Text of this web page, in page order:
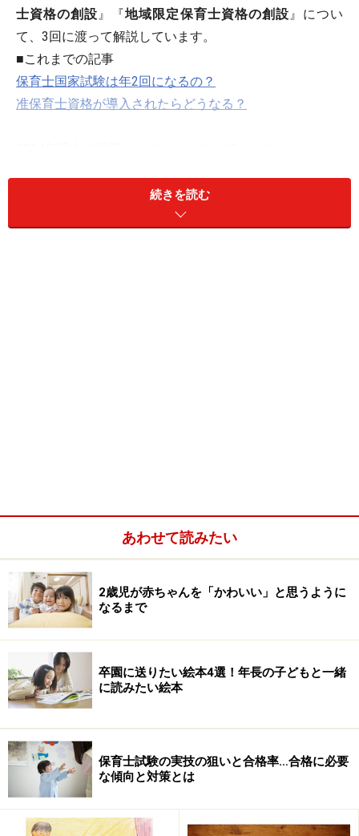
士資格の創設 』『地域限定保育士資格の創設 』につい
て、3回に渡って解説しています。
■これまでの記事
保育士国家試験は年2回になるの？
准保育士資格が導入されたらどうなる？
保育士国家試験は年2回にはならない
准保育士は政府が2度目の導入検討に入った
地域限定保育士は神奈川・大阪が導入の意思を表明
2014年には神奈川と大阪が導入の意思を表明しました
が、制度設計はこれからということで、すぐに実現とは
いかないようです。
(参考記事)
2014年10月10日
特区限定の保育士創設 厚労省、まず神奈川で導入へ
(日本経済新聞)
2014年10月21日
神奈川県知事 定例記者会見 結果概要(神奈川県ホーム
ページ)
※下から5項目めに地域限定保育士についての発言があり
ます。
2014年10月22日
続きを読む
あわせて読みたい
2歳児が赤ちゃんを「かわいい」と思うように
なるまで
卒園に送りたい絵本4選！年長の子どもと一緒
に読みたい絵本
保育士試験の実技の狙いと合格率…合格に必要
な傾向と対策とは